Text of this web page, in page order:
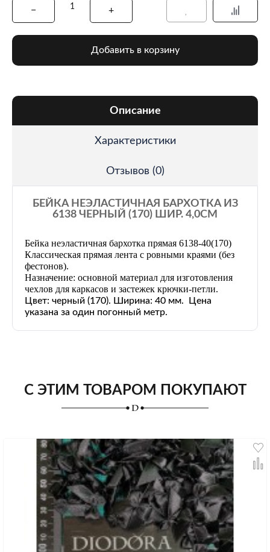
Добавить в корзину
Описание
Характеристики
Отзывов (0)
БЕЙКА НЕЭЛАСТИЧНАЯ БАРХОТКА ИЗ
6138 ЧЕРНЫЙ (170) ШИР. 4,0СМ
Бейка неэластичная бархотка прямая 6138-40(170)
Классическая прямая лента с ровными краями (без
фестонов).
Назначение: основной материал для изготовления
чехлов для каркасов и застежек крючки-петли.
Цвет: черный (170). Ширина: 40 мм. Цена
указана за один погонный метр.
С ЭТИМ ТОВАРОМ ПОКУПАЮТ